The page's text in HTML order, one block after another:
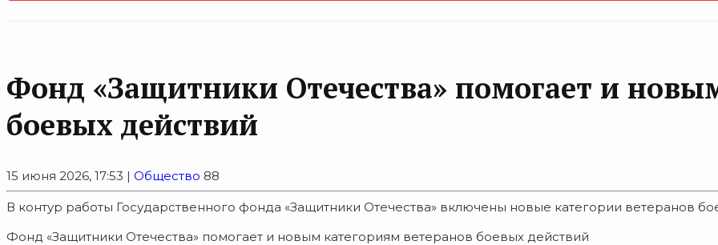
Фонд «Защитники Отечества» помогает и
боевых действий
15 июня 2026, 17:53 | Общество 88
В контур работы Государственного фонда «Защитники Отечества» включены новые категории ветеранов
Фонд «Защитники Отечества» помогает и новым категориям ветеранов боевых действий